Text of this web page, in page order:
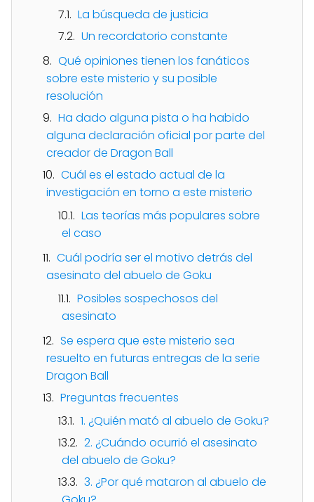
La búsqueda de justicia
Un recordatorio constante
Qué opiniones tienen los fanáticos
sobre este misterio y su posible
resolución
Ha dado alguna pista o ha habido
alguna declaración oficial por parte del
creador de Dragon Ball
Cuál es el estado actual de la
investigación en torno a este misterio
Las teorías más populares sobre
el caso
Cuál podría ser el motivo detrás del
asesinato del abuelo de Goku
Posibles sospechosos del
asesinato
Se espera que este misterio sea
resuelto en futuras entregas de la serie
Dragon Ball
Preguntas frecuentes
1. ¿Quién mató al abuelo de Goku?
2. ¿Cuándo ocurrió el asesinato
del abuelo de Goku?
3. ¿Por qué mataron al abuelo de